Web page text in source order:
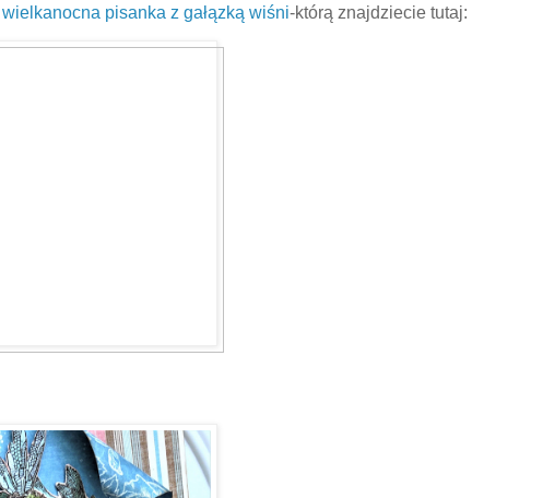
wielkanocna pisanka z gałązką wiśni-którą znajdziecie tutaj: